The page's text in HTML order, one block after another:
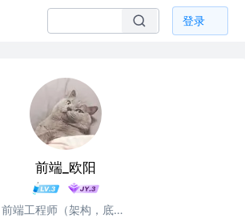
登录
前端_欧阳
前端工程师（架构，底层，优化方向）